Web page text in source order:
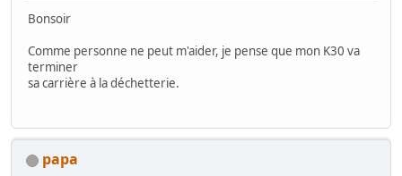
Bonsoir
Comme personne ne peut m'aider, je pense que mon K30 va
terminer
sa carrière à la déchetterie.
papa